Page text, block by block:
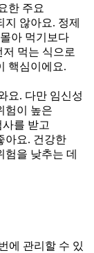
한 주요
않아요. 정제
아 먹기보다
저 먹는 식으로
핵심이에요.
요. 다만 임신성
험이 높은
를 받고
아요. 건강한
을 낮추는 데
에 관리할 수 있